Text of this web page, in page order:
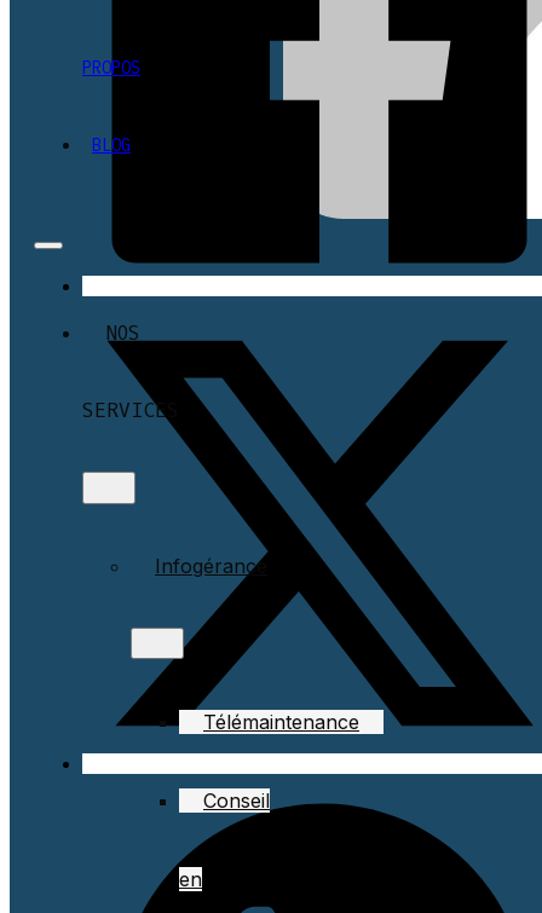
PROPOS
BLOG
NOS
SERVICES
Infogérance
Télémaintenance
Conseil
en